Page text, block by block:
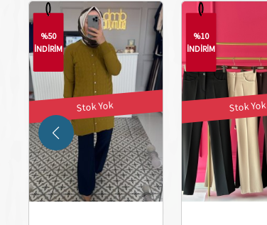
%50
İNDİRİM
Stok Yok
%10
İNDİRİM
Stok Yok